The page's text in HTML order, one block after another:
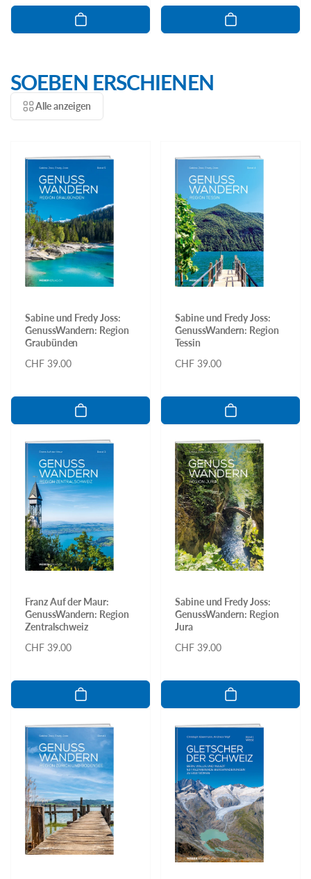
SOEBEN ERSCHIENEN
Alle anzeigen
Sabine und Fredy Joss:
GenussWandern: Region
Graubünden
Normaler
CHF 39.00
Sabine und Fredy Joss:
GenussWandern: Region
Tessin
Normaler
CHF 39.00
Franz Auf der Maur:
GenussWandern: Region
Zentralschweiz
Normaler
CHF 39.00
Sabine und Fredy Joss:
GenussWandern: Region
Jura
Normaler
CHF 39.00